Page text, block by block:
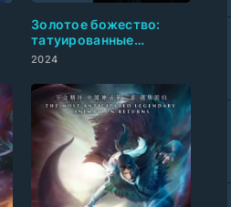
Золотое божество:
татуированные
заключенные Хоккайдо
2024